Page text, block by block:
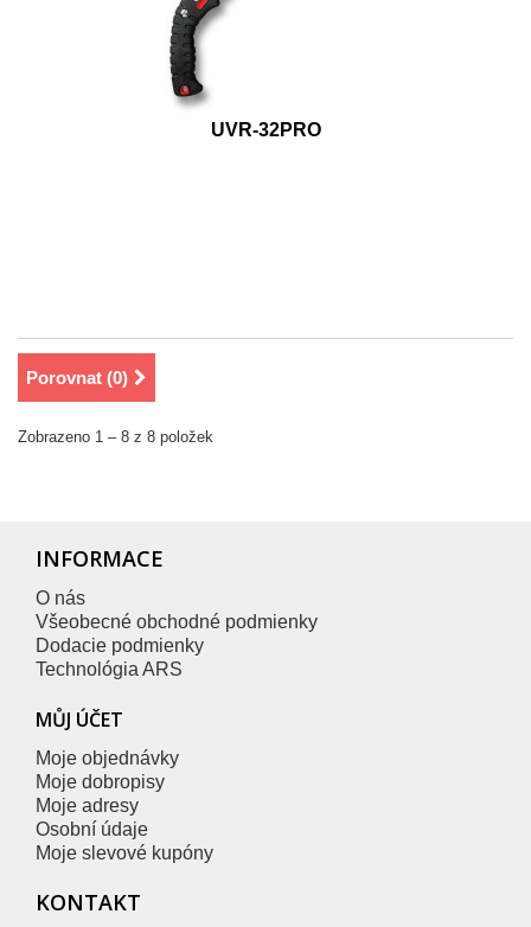
UVR-32PRO
Porovnat (0)
Zobrazeno 1 – 8 z 8 položek
INFORMACE
O nás
Všeobecné obchodné podmienky
Dodacie podmienky
Technológia ARS
MŮJ ÚČET
Moje objednávky
Moje dobropisy
Moje adresy
Osobní údaje
Moje slevové kupóny
KONTAKT